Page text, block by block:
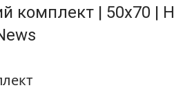
комплект | 50х70 |